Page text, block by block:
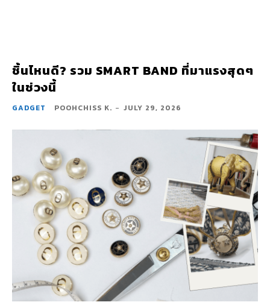
ชิ้นไหนดี? รวม SMART BAND ที่มาแรงสุดๆ
ในช่วงนี้
GADGET POOHCHISS K. - JULY 29, 2026